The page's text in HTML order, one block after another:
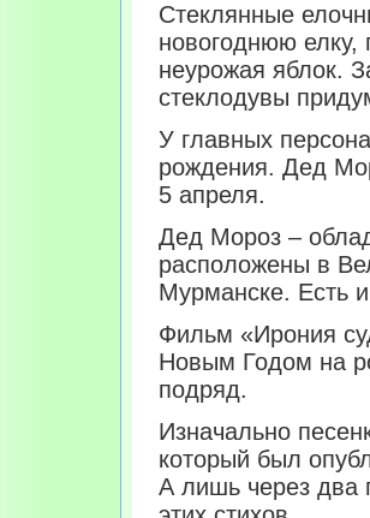
Стеклянные
новогоднюю елку,
неурожая яблок.
стеклодувы
У главных
рождения. Дед
5 апреля.
Дед Мороз –
расположены в
Мурманске. Есть
Фильм «Ирония
Новым Годом на
подряд.
Изначально
который был
А лишь через два